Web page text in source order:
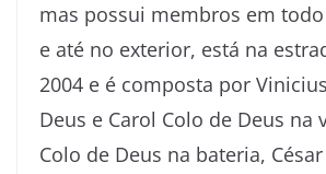
mas possui membros em
e até no exterior, está na
2004 e é composta por
Deus e Carol Colo de Deus na
Colo de Deus na bateria,